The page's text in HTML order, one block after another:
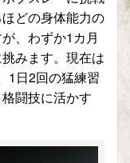
どの身体能力の
、わずか1カ月
みます。現在は
1日2回の猛練習
闘技に活かす